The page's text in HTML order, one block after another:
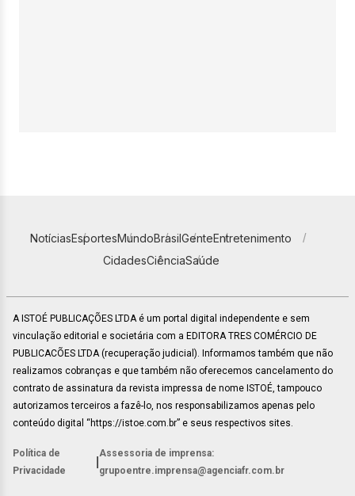
NotíciasEsportesMundoBrasilGenteEntretenimento
CidadesCiênciaSaúde
A ISTOÉ PUBLICAÇÕES LTDA é um portal digital independente e sem
vinculação editorial e societária com a EDITORA TRES COMÉRCIO DE
PUBLICACÕES LTDA (recuperação judicial). Informamos também que não
realizamos cobranças e que também não oferecemos cancelamento do
contrato de assinatura da revista impressa de nome ISTOÉ, tampouco
autorizamos terceiros a fazê-lo, nos responsabilizamos apenas pelo
conteúdo digital “https://istoe.com.br” e seus respectivos sites.
Política de
Privacidade
Assessoria de imprensa:
grupoentre.imprensa@agenciafr.com.br